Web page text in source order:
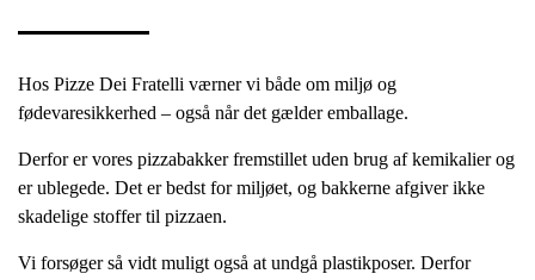
Hos Pizze Dei Fratelli værner vi både om miljø og
fødevaresikkerhed – også når det gælder emballage.
Derfor er vores pizzabakker fremstillet uden brug af kemikalier og
er ublegede. Det er bedst for miljøet, og bakkerne afgiver ikke
skadelige stoffer til pizzaen.
Vi forsøger så vidt muligt også at undgå plastikposer. Derfor